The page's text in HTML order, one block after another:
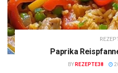
Paprika
BY REZEPTE38